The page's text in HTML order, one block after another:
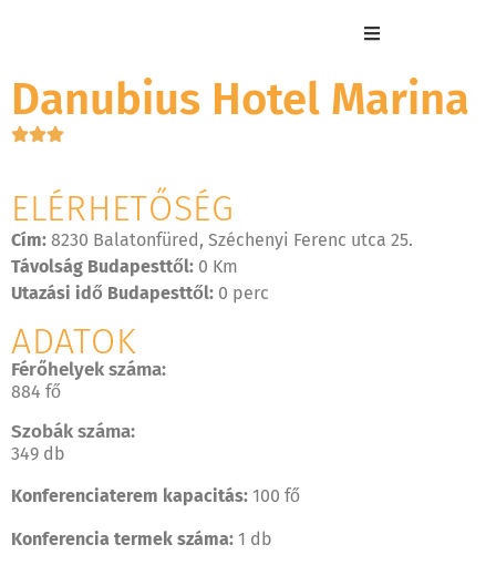
Danubius Hotel Marina
ELÉRHETŐSÉG
Cím: 8230 Balatonfüred, Széchenyi Ferenc utca 25.
Távolság Budapesttől: 0 Km
Utazási idő Budapesttől: 0 perc
ADATOK
Férőhelyek száma:
884 fő
Szobák száma:
349 db
Konferenciaterem kapacitás: 100 fő
Konferencia termek száma: 1 db